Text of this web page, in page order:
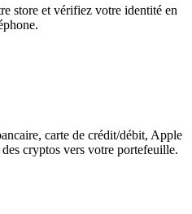
store et vérifiez votre identité en
carte de crédit/débit, Apple
cryptos vers votre portefeuille.